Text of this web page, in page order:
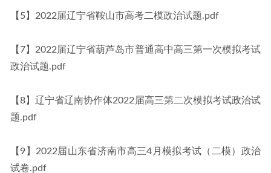
【5】2022届辽宁省鞍山市高考二模政治试题.pdf
【7】2022届辽宁省葫芦岛市普通高中高三第一次模拟考试
政治试题.pdf
【8】辽宁省辽南协作体2022届高三第二次模拟考试政治试
题.pdf
【9】2022届山东省济南市高三4月模拟考试（二模）政治
试卷.pdf